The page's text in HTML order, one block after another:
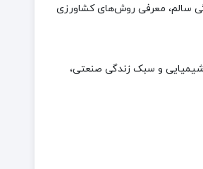
سالم، معرفی روش‌های کشاورزی
شیمیایی و سبک زندگی صنعتی،